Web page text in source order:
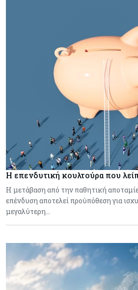
Η επενδυτική κουλτούρα που
Η μετάβαση από την παθητική
επένδυση αποτελεί προϋπόθεση για
μεγαλύτερη…